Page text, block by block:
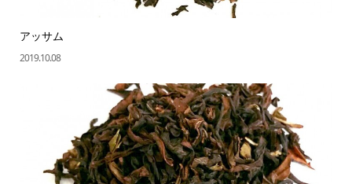
アッサム
2019.10.08